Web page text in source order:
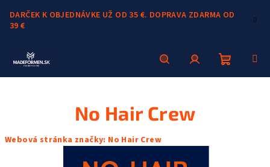
obsah
DARČEK K OBJEDNÁVKE UŽ OD 35 €. DOPRAVA ZDARMA OD
39 €
HľadaťPrihlásenie
No Hair Crew
Webová stránka značky: No Hair Crew